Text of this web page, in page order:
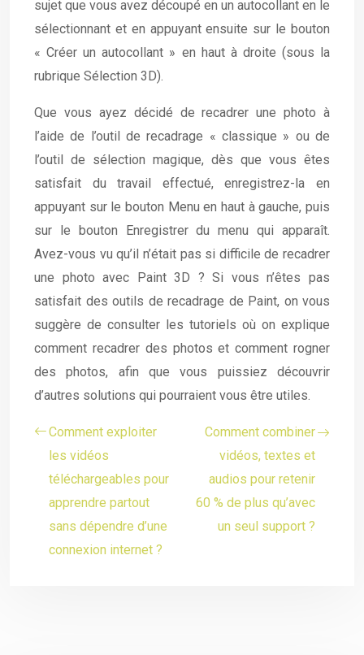
sujet que vous avez découpé en un autocollant en le
sélectionnant et en appuyant ensuite sur le bouton
« Créer un autocollant » en haut à droite (sous la
rubrique Sélection 3D).
Que vous ayez décidé de recadrer une photo à
l’aide de l’outil de recadrage « classique » ou de
l’outil de sélection magique, dès que vous êtes
satisfait du travail effectué, enregistrez-la en
appuyant sur le bouton Menu en haut à gauche, puis
sur le bouton Enregistrer du menu qui apparaît.
Avez-vous vu qu’il n’était pas si difficile de recadrer
une photo avec Paint 3D ? Si vous n’êtes pas
satisfait des outils de recadrage de Paint, on vous
suggère de consulter les tutoriels où on explique
comment recadrer des photos et comment rogner
des photos, afin que vous puissiez découvrir
d’autres solutions qui pourraient vous être utiles.
Comment exploiter
les vidéos
téléchargeables pour
apprendre partout
sans dépendre d’une
connexion internet ?
Comment combiner
vidéos, textes et
audios pour retenir
60 % de plus qu’avec
un seul support ?